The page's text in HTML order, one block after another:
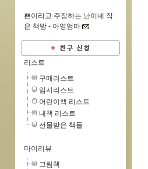
쁜이라고 주장하는 난이네 작
은 책방 - 아영엄마
리스트
구매리스트
임시리스트
어린이책 리스트
내책 리스트
선물받은 책들
마이리뷰
그림책